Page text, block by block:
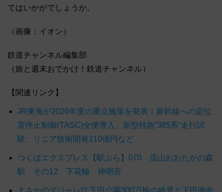
てはいかがでしょうか。
（画像：イオン）
鉄道チャンネル編集部
（旅と週末おでかけ！鉄道チャンネル）
【関連リンク】
JR東海が2026年度の重点施策を発表！新幹線への定位
置停止制御(TASC)全便導入、新型特急”385系”走行試
験、リニア技術開発110億円など
つくばエクスプレス【駅ぶら】070 流山おおたかの森
駅 その12 下花輪 神明宮
まさかのダジャレ!? 下田公園300万輪の絶景と下田海中